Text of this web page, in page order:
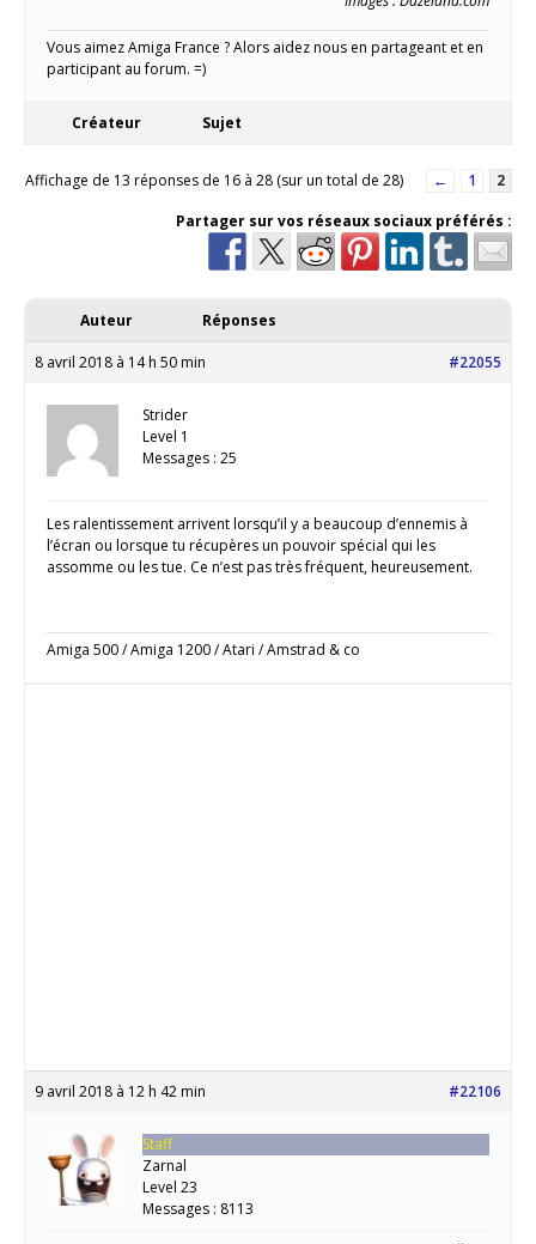
Vous aimez Amiga France ? Alors aidez nous en partageant et en
participant au forum. =)
Créateur Sujet
Affichage de 13 réponses de 16 à 28 (sur un total de 28) ← 1
2
Partager sur vos réseaux sociaux préférés :
Auteur Réponses
8 avril 2018 à 14 h 50 min #22055
Strider
Level 1
Messages : 25
Les ralentissement arrivent lorsqu’il y a beaucoup d’ennemis à
l’écran ou lorsque tu récupères un pouvoir spécial qui les
assomme ou les tue. Ce n’est pas très fréquent, heureusement.
Amiga 500 / Amiga 1200 / Atari / Amstrad & co
9 avril 2018 à 12 h 42 min #22106
Staff
Zarnal
Level 23
Messages : 8113